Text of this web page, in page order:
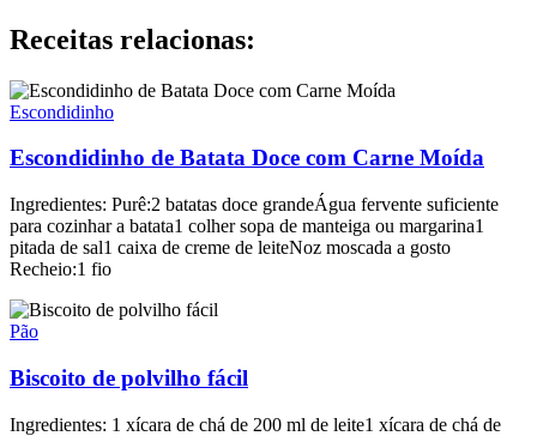
Receitas relacionas:
Escondidinho
Escondidinho de Batata Doce com Carne Moída
Ingredientes: Purê:2 batatas doce grandeÁgua fervente suficiente
para cozinhar a batata1 colher sopa de manteiga ou margarina1
pitada de sal1 caixa de creme de leiteNoz moscada a gosto
Recheio:1 fio
Pão
Biscoito de polvilho fácil
Ingredientes: 1 xícara de chá de 200 ml de leite1 xícara de chá de